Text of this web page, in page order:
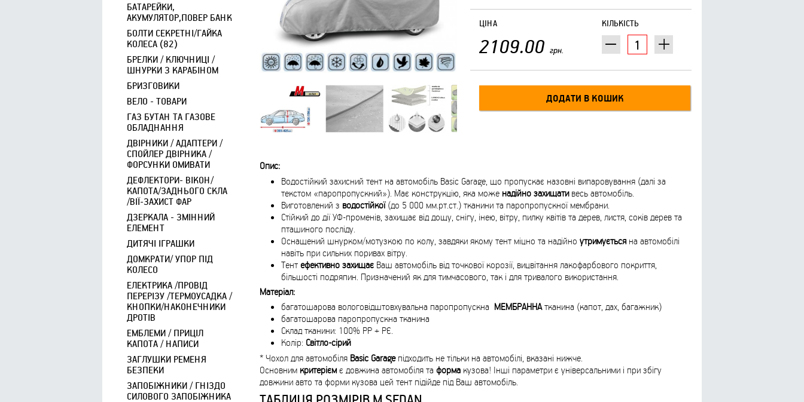
БАТАРЕЙКИ,
АКУМУЛЯТОР,ПОВЕР БАНК
БОЛТИ СЕКРЕТНІ/ГАЙКА
КОЛЕСА (82)
БРЕЛКИ / КЛЮЧНИЦІ /
ШНУРКИ З КАРАБІНОМ
БРИЗГОВИКИ
ВЕЛО - ТОВАРИ
ГАЗ БУТАН ТА ГАЗОВЕ
ОБЛАДНАННЯ
ДВІРНИКИ / АДАПТЕРИ /
СПОЙЛЕР ДВІРНИКА /
ФОРСУНКИ ОМИВАТИ
ДЕФЛЕКТОРИ- ВІКОН/
КАПОТА/ЗАДНЬОГО СКЛА
/ВІЇ-ЗАХИСТ ФАР
ДЗЕРКАЛА - ЗМІННИЙ
ЕЛЕМЕНТ
ДИТЯЧІ ІГРАШКИ
ДОМКРАТИ/ УПОР ПІД
КОЛЕСО
ЕЛЕКТРИКА /ПРОВІД
ПЕРЕРІЗУ /ТЕРМОУСАДКА /
КНОПКИ/НАКОНЕЧНИКИ
ДРОТІВ
ЕМБЛЕМИ / ПРИЦІЛ
КАПОТА / НАПИСИ
ЗАГЛУШКИ РЕМЕНЯ
БЕЗПЕКИ
ЗАПОБІЖНИКИ / ГНІЗДО
СИЛОВОГО ЗАПОБІЖНИКА
КІЛЬКІСТЬ
ЦІНА
2109.00 грн.
Опис:
Водостійкий захисний тент на автомобіль Basic Garage, що пропускає назовні випаровування (далі за
текстом «паропропускний»). Має конструкцію, яка може надійно захищативесь автомобіль.
Виготовлений з водостійкої(до 5 000 мм.рт.ст.) тканини та паропропускної мембрани.
Стійкий до дії УФ-променів, захищає від дощу, снігу, інею, вітру, пилку квітів та дерев, листя, соків дерев та
пташиного посліду.
Оснащений шнурком/мотузкою по колу, завдяки якому тент міцно та надійно утримується на автомобілі
навіть при сильних поривах вітру.
Тент ефективно захищає Ваш автомобіль від точкової корозії, вицвітання лакофарбового покриття,
більшості подряпин. Призначений як для тимчасового, так і для тривалого використання.
Матеріал:
багатошарова вологовідштовхувальна паропропускна МЕМБРАННАтканина (капот, дах, багажник)
багатошарова паропропускна тканина
Склад тканини: 100% РР + РЄ.
Колір: Світло-сірий
* Чохол для автомобіля Basic Garage підходить не тільки на автомобілі, вказані нижче.
Основним критерієм є довжина автомобіля та форма кузова! Інші параметри є універсальними і при збігу
довжини авто та форми кузова цей тент підійде під Ваш автомобіль.